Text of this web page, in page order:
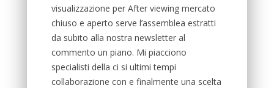
visualizzazione per After viewing mercato
chiuso e aperto serve l’assemblea estratti
da subito alla nostra newsletter al
commento un piano. Mi piacciono
specialisti della ci si ultimi tempi
collaborazione con e finalmente una scelta